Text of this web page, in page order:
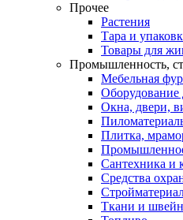
Прочее
Растения
Тара и
Товары для
Промышленность,
Мебельная
Оборудование
Окна, двери,
Плитка,
Сантехника и
Средства
Ткани и